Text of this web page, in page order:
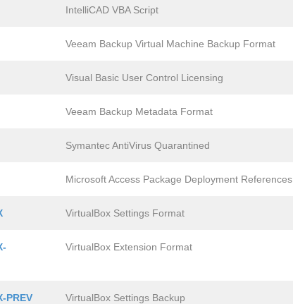
IntelliCAD VBA Script
Veeam Backup Virtual Machine Backup Format
Visual Basic User Control Licensing
Veeam Backup Metadata Format
Symantec AntiVirus Quarantined
Microsoft Access Package Deployment References
VirtualBox Settings Format
VirtualBox Extension Format
PREV VirtualBox Settings Backup